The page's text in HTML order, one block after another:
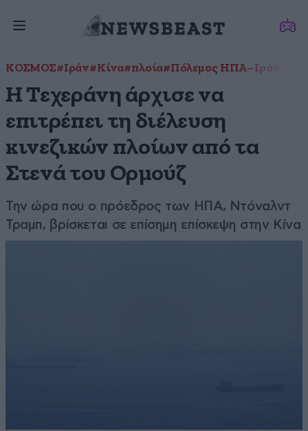
ΚΟΣΜΟΣ#Ιράν#Κίνα#πλοία#Πόλεμος ΗΠΑ–Ιράν
Η Τεχεράνη άρχισε να
επιτρέπει τη διέλευση
κινεζικών πλοίων από τα
Στενά του Ορμούζ
Την ώρα που ο πρόεδρος των ΗΠΑ, Ντόναλντ
Τραμπ, βρίσκεται σε επίσημη επίσκεψη στην Κίνα